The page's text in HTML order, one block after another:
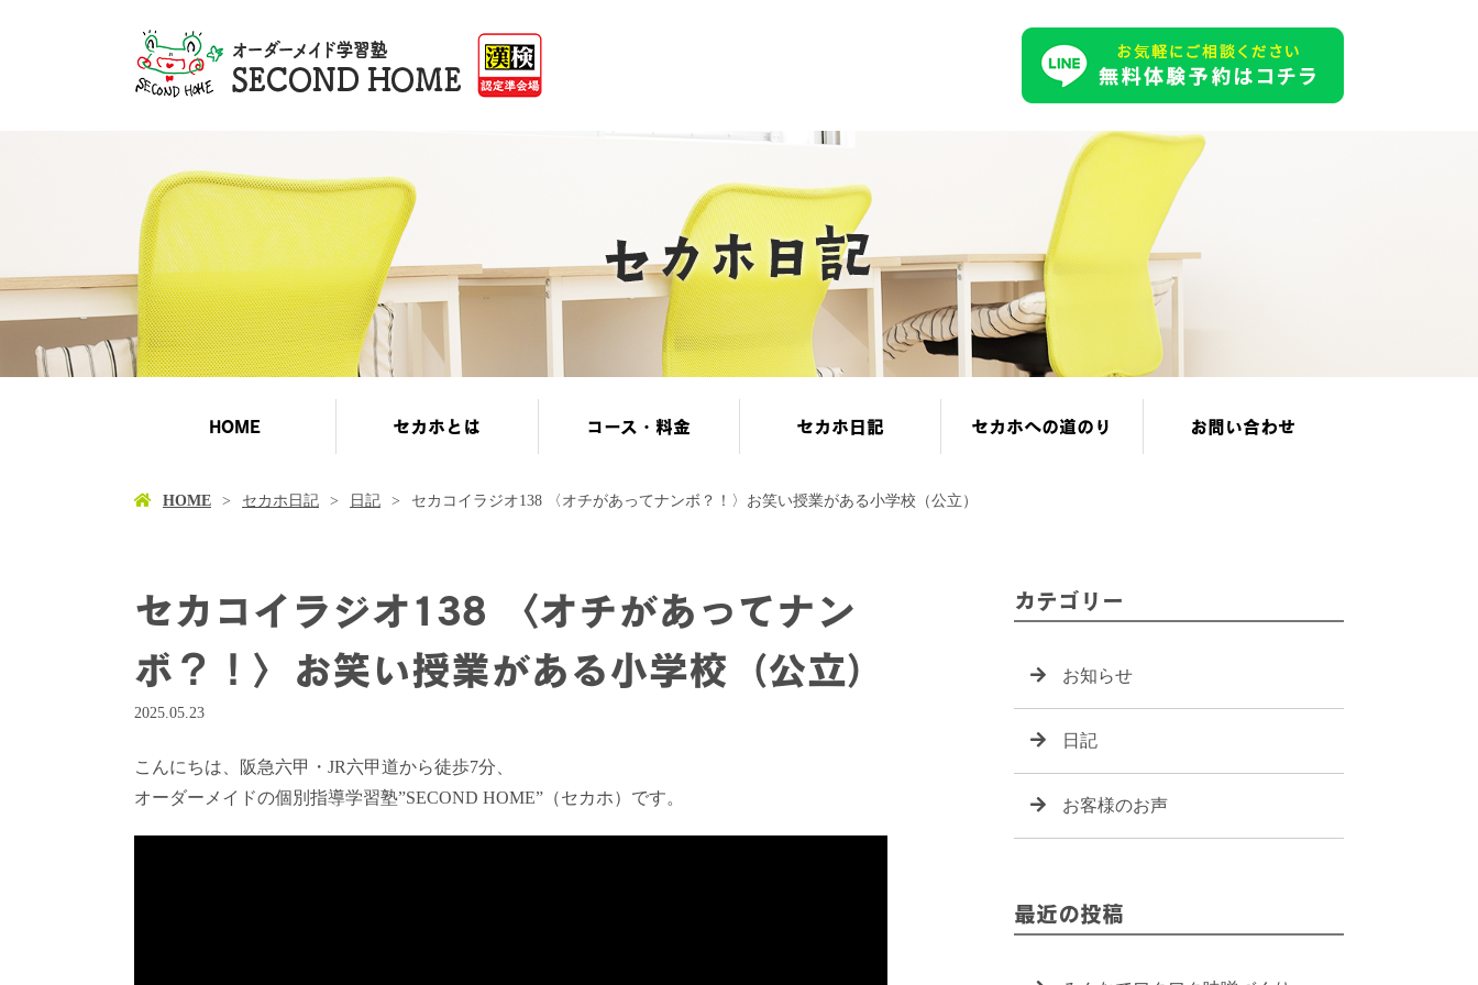
HOME セカホとは コース・料金 セカホ日記 セカホへの道のり お問い合わせ
HOME セカホ日記 日記 セカコイラジオ138 〈オチがあってナンボ？！〉お笑い授業がある小学校（公立）
セカコイラジオ138 〈オチがあってナン
ボ？！〉お笑い授業がある小学校（公立）
2025.05.23
こんにちは、阪急六甲・JR六甲道から徒歩7分、
オーダーメイドの個別指導学習塾”SECOND HOME”（セカホ）です。
カテゴリー
お知らせ
日記
お客様のお声
最近の投稿